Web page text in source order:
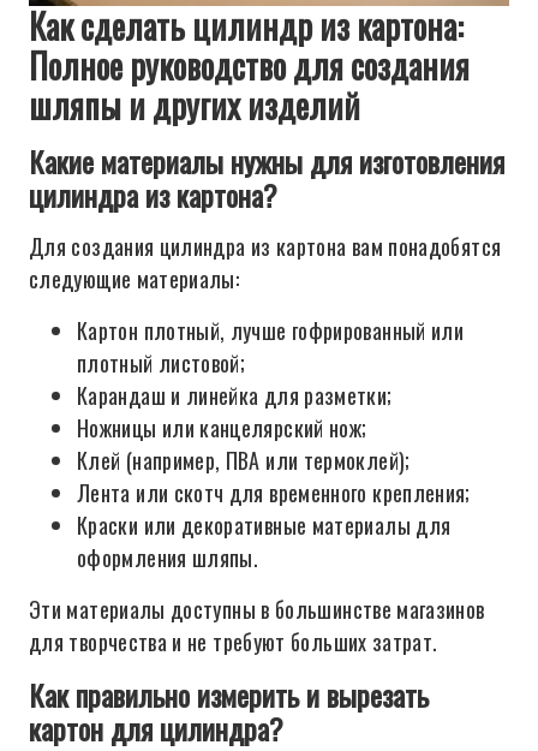
Как сделать цилиндр из картона:
Полное руководство для создания
шляпы и других изделий
Какие материалы нужны для изготовления
цилиндра из картона?
Для создания цилиндра из картона вам понадобятся
следующие материалы:
Картон плотный, лучше гофрированный или
плотный листовой;
Карандаш и линейка для разметки;
Ножницы или канцелярский нож;
Клей (например, ПВА или термоклей);
Лента или скотч для временного крепления;
Краски или декоративные материалы для
оформления шляпы.
Эти материалы доступны в большинстве магазинов
для творчества и не требуют больших затрат.
Как правильно измерить и вырезать
картон для цилиндра?